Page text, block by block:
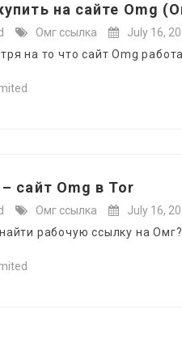
на сайте Omg
Омг ссылка July 16,
на то что сайт Omg
сайт Omg в Tor
Омг ссылка July 16,
рабочую ссылку на